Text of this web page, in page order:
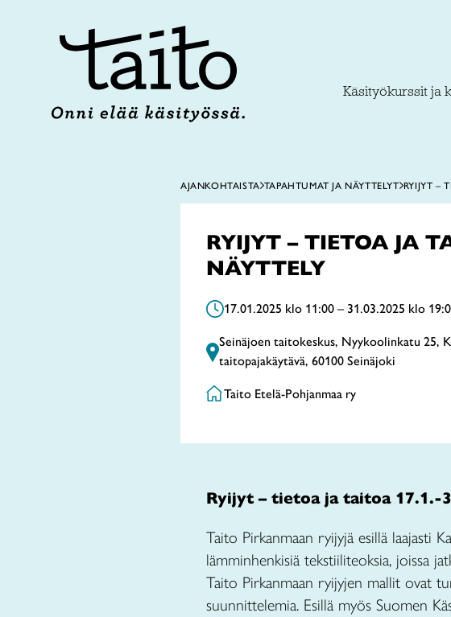
Käsityökurssit ja
AJANKOHTAISTA TAPAHTUMAT JA NÄYTTELYT RYIJYT –
RYIJYT – TIETOA JA
NÄYTTELY
17.01.2025 klo 11:00 – 31.03.2025 klo
Seinäjoen taitokeskus, Nyykoolinkatu 25,
taitopajakäytävä, 60100 Seinäjoki
Taito Etelä-Pohjanmaa ry
Ryijyt – tietoa ja taitoa 17.1.-
Taito Pirkanmaan ryijyjä esillä laajasti
lämminhenkisiä tekstiiliteoksia, joissa
Taito Pirkanmaan ryijyjen mallit ovat
suunnittelemia. Esillä myös Suomen